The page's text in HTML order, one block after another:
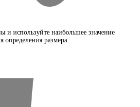
и используйте наибольшее значение
определения размера.